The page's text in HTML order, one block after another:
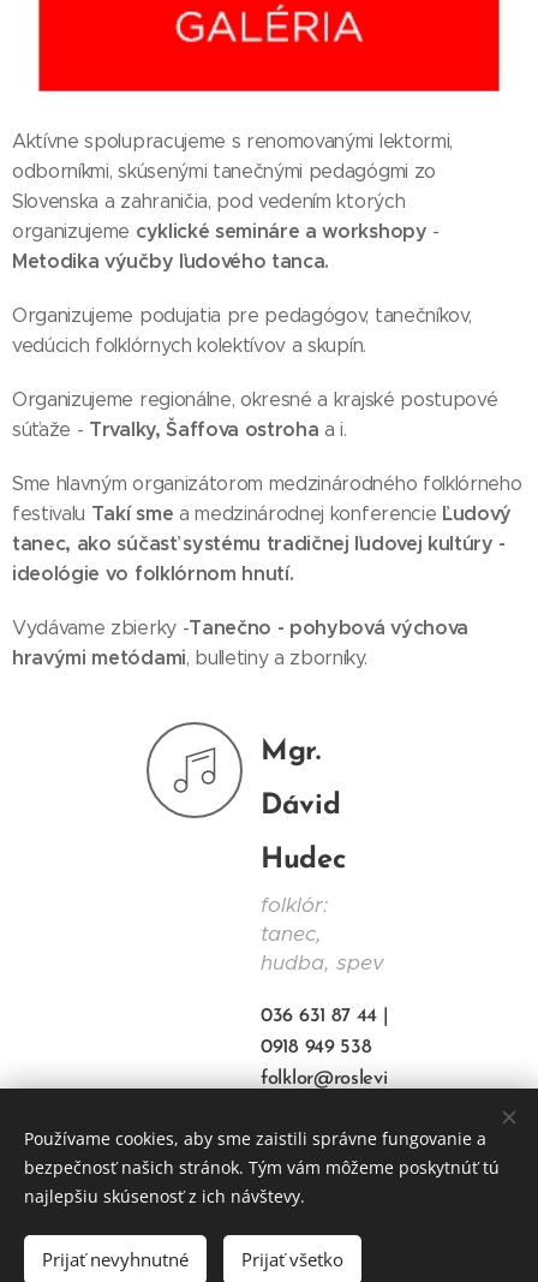
Aktívne spolupracujeme s renomovanými lektormi,
odborníkmi, skúsenými tanečnými pedagógmi zo
Slovenska a zahraničia, pod vedením ktorých
organizujeme cyklické semináre a workshopy -
Metodika výučby ľudového tanca.
Organizujeme podujatia pre pedagógov, tanečníkov,
vedúcich folklórnych kolektívov a skupín.
Organizujeme regionálne, okresné a krajské postupové
súťaže - Trvalky, Šaffova ostroha a i.
Sme hlavným organizátorom medzinárodného folklórneho
festivalu Takí sme a medzinárodnej konferencie Ľudový
tanec, ako súčasť systému tradičnej ľudovej kultúry -
ideológie vo folklórnom hnutí.
Vydávame zbierky -Tanečno - pohybová výchova
hravými metódami, bulletiny a zborníky.
Mgr.
Dávid
Hudec
folklór:
tanec,
hudba, spev
036 631 87 44 |
0918 949 538
folklor@roslevi
© 2007 - 2021 REGIONÁLNE OSVETOVÉ STREDISKO V LEVICIACH
Cookies
Používame cookies, aby sme zaistili správne fungovanie a
bezpečnosť našich stránok. Tým vám môžeme poskytnúť tú
najlepšiu skúsenosť z ich návštevy.
Prijať nevyhnutné Prijať všetko